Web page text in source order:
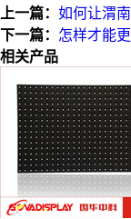
上一篇： 如何让渭
下一篇： 怎样才能
相关产品